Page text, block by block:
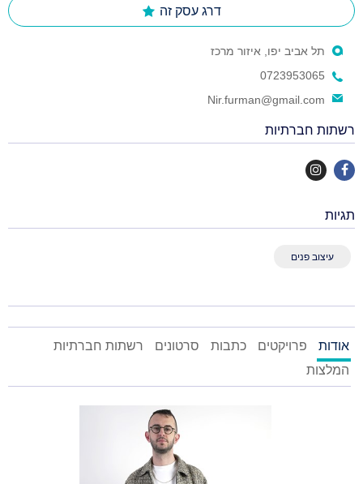
דרג עסק זה
תל אביב יפו, איזור מרכז
0723953065
Nir.furman@gmail.com
רשתות חברתיות
תגיות
עיצוב פנים
אודות פרויקטים כתבות סרטונים
רשתות חברתיות
המלצות